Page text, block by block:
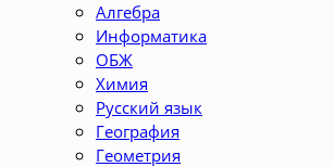
Алгебра
Информатика
ОБЖ
Химия
Русский язык
География
Геометрия